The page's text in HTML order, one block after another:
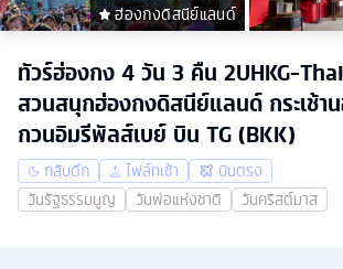
ฮ่องกงดิสนีย์แลนด์
ทัวร์ฮ่องกง 4 วัน 3 คืน 2UHKG-
สวนสนุกฮ่องกงดิสนีย์แลนด์ กระเช้า
กวนอิมรีพัลส์เบย์ บิน TG (BKK)
กลับดึก ไฟล์ทเช้า
บินตรง
วันรัฐธรรมนูญ
วันพ่อแห่งชาติ วันคริสต์มาส